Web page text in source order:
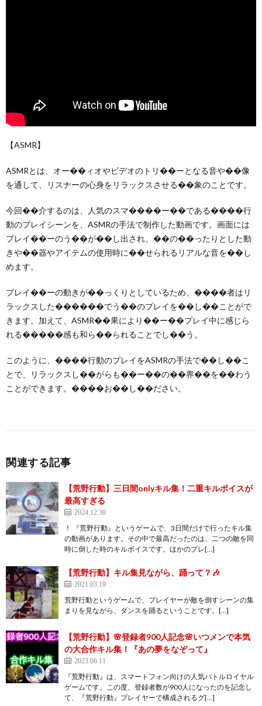
【ASMR】
ASMRとは、オー��ィオやビデオのトリ��ーとなる音や��像
を通して、リスナーの心身をリラックスさせる��象のことです。
今回��介するのは、人気のスマ����ー��である����行
動のプレイシーンを、ASMRの手法で制作した動画です。画面には
プレイ��ーのう��が��し出され、��の��ったりとした動
きや��器やアイテムの使用時に��せられるリアルな音を��し
めます。
プレイ��ーの動きが��っくりとしているため、����者はリ
ラックスした������でう��のプレイを��し��ことがで
きます。加えて、ASMR��果により��ー��プレイ中に感じら
れる�����感も和ら��られることでし��う。
このように、����行動のプレイをASMRの手法で��し��こ
とで、リラックスし��がらも��ー��の��界��を��わう
ことができます。����お��し��ださい。
関連する記事
【荒野行動】三日間onlyキル集！二重キルボイスが
最高すぎる
2024.12.30
！ 『荒野行動』というゲームで、3日間だけで行ったキル集
の動画があります。その中で最高だったのは、二つの敵を同
時に倒した時のキルボイスです。ほかのプレ[…]
【荒野行動】キル集見ながら、踊って？🎶
2021.03.19
荒野行動というゲームで、プレイヤーが敵を倒すシーンの集
まりを見ながら、ダンスを踊るということです。[…]
【荒野行動】🌸登録者900人記念🌸いつメンで本気
の大合作キル集！『あの夢をなぞって』
2023.06.11
『荒野行動』は、スマートフォン向けの人気バトルロイヤル
ゲームです。この度、登録者数が900人になったのを記念し
て、『荒野行動』プレイヤーで構成されるグ[…]